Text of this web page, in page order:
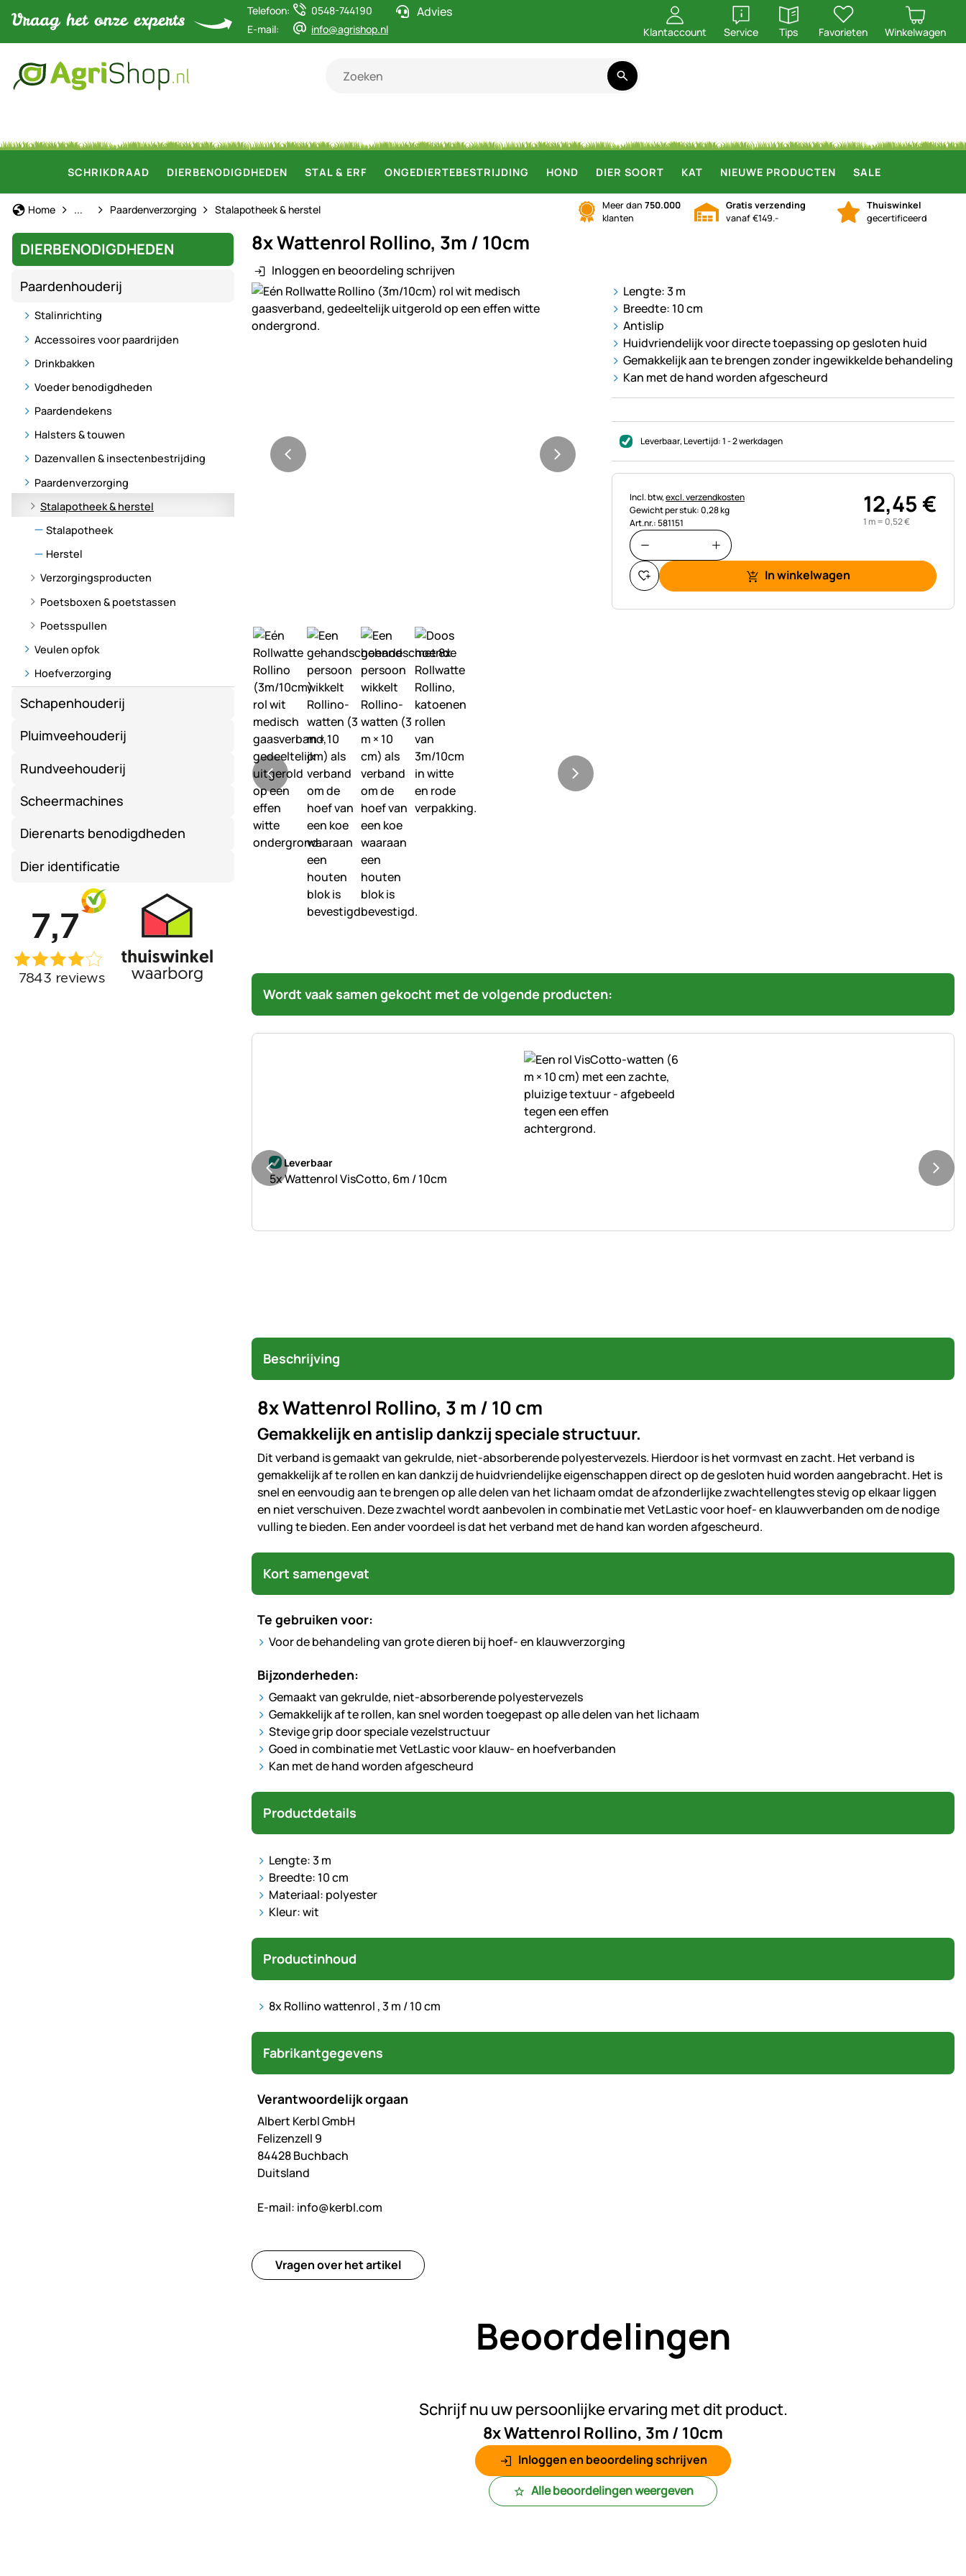
Telefoon:
0548-744190
E-mail:
info@agrishop.nl
Advies
Klantaccount Service
openen
Tips
openen
Favorieten Winkelwagen
SCHRIKDRAAD DIERBENODIGDHEDEN STAL & ERF ONGEDIERTEBESTRIJDING HOND DIER SOORT KAT NIEUWE PRODUCTEN SALE
Home Paardenhouderij
... Paardenverzorging Stalapotheek & herstel Meer dan750.000
klanten
Gratis verzending
vanaf €149.-
Thuiswinkel
gecertificeerd
DIERBENODIGDHEDEN
Paardenhouderij
Stalinrichting
Accessoires voor paardrijden
Drinkbakken
Voeder benodigdheden
Paardendekens
Halsters & touwen
Dazenvallen & insectenbestrijding
Paardenverzorging
Stalapotheek & herstel
Stalapotheek
Herstel
Verzorgingsproducten
Poetsboxen & poetstassen
Poetsspullen
Veulen opfok
Hoefverzorging
Schapenhouderij
Pluimveehouderij
Rundveehouderij
Scheermachines
Dierenarts benodigdheden
Dier identificatie
8x Wattenrol Rollino, 3m / 10cm
Inloggen en beoordeling schrijven
Productgalerij
Lengte: 3 m
Breedte: 10 cm
Antislip
Huidvriendelijk voor directe toepassing op gesloten huid
Gemakkelijk aan te brengen zonder ingewikkelde behandeling
Kan met de hand worden afgescheurd
Leverbaar, Levertijd:1 - 2 werkdagen
Belastinginformatie:
Incl. btw,excl. verzendkosten
Gewicht per stuk: 0,28 kg
Art.nr.: 581151
12,45€
1 m = 0,52€
In winkelwagen
Wordt vaak samen gekocht met de volgende producten:
Nog geen beoordelingen geplaatst
Leverbaar
5x Wattenrol VisCotto, 6m / 10cm
Beschrijving
8x Wattenrol Rollino, 3 m / 10 cm
Gemakkelijk en antislip dankzij speciale structuur.
Dit verband is gemaakt van gekrulde, niet-absorberende polyestervezels. Hierdoor is het vormvast en zacht. Het verband is
gemakkelijk af te rollen en kan dankzij de huidvriendelijke eigenschappen direct op de gesloten huid worden aangebracht. Het is
snel en eenvoudig aan te brengen op alle delen van het lichaam omdat de afzonderlijke zwachtellengtes stevig op elkaar liggen
en niet verschuiven. Deze zwachtel wordt aanbevolen in combinatie met VetLastic voor hoef- en klauwverbanden om de nodige
vulling te bieden. Een ander voordeel is dat het verband met de hand kan worden afgescheurd.
Kort samengevat
Te gebruiken voor:
Voor de behandeling van grote dieren bij hoef- en klauwverzorging
Bijzonderheden:
Gemaakt van gekrulde, niet-absorberende polyestervezels
Gemakkelijk af te rollen, kan snel worden toegepast op alle delen van het lichaam
Stevige grip door speciale vezelstructuur
Goed in combinatie met VetLastic voor klauw- en hoefverbanden
Kan met de hand worden afgescheurd
Productdetails
Lengte: 3 m
Breedte: 10 cm
Materiaal: polyester
Kleur: wit
Productinhoud
8x Rollino wattenrol , 3 m / 10 cm
Fabrikantgegevens
Verantwoordelijk orgaan
Albert Kerbl GmbH
Felizenzell 9
84428 Buchbach
Duitsland
E-mail: info@kerbl.com
Vragen over het artikel
Beoordelingen
Schrijf nu uw persoonlijke ervaring met dit product.
8x Wattenrol Rollino, 3m / 10cm
Inloggen en beoordeling schrijven
Alle beoordelingen weergeven